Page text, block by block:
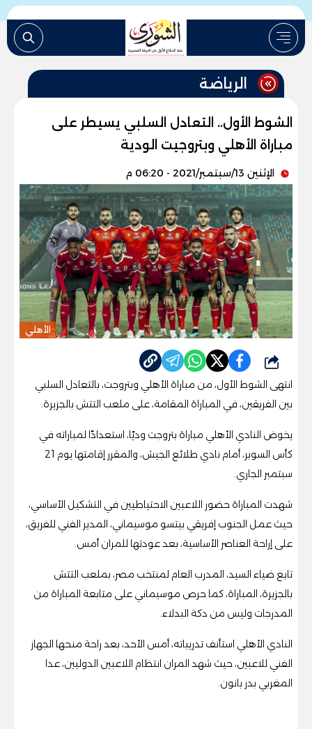
الرياضة
الشوط الأول.. التعادل السلبي يسيطر على
مباراة الأهلي وبتروجيت الودية
الإثنين 13/سبتمبر/2021 - 06:20 م
الأهلي
شارك
انتهى الشوط الأول، من مباراة الأهلي وبتروجت، بالتعادل السلبي
بين الفريقين، في المباراة المقامة، على ملعب التتش بالجزيرة
يخوض النادي الأهلي مباراة بتروجت وديًا، استعدادًا لمباراته في
كأس السوبر، أمام نادي طلائع الجيش، والمقرر إقامتها يوم 21
سبتمبر الجاري
شهدت المباراة حضور اللاعبين الاحتياطيين في التشكيل الأساسي،
حيث عمل الجنوب إفريقي بيتسو موسيماني، المدير الفني للفريق،
على إراحة العناصر الأساسية، بعد عودتها للمران أمس
تابع ضياء السيد، المدرب العام لمنتخب مصر، بملعب التتش
بالجزيرة، المباراة، كما حرص موسيماني على متابعة المباراة من
المدرجات وليس من دكة البدلاء
النادي الأهلي استأنف تدريباته، أمس الأحد، بعد راحة منحها الجهاز
الفني للاعبين، حيث شهد المران انتظام اللاعبين الدوليين، عدا
المغربي بدر بانون